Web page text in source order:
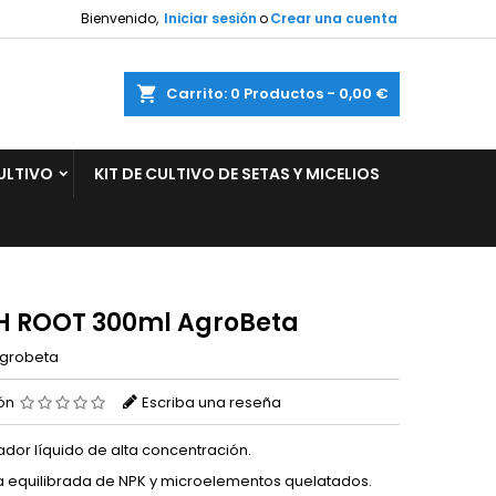
Bienvenido, Iniciar sesiónoCrear una cuenta
Carrito 0 Productos - 0,00 €
KIT DE CULTIVO DE SETAS Y MICELIOS
ROOT 300ml AgroBeta
Escriba una reseña
líquido de alta concentración.
equilibrada de NPK y microelementos quelatados.